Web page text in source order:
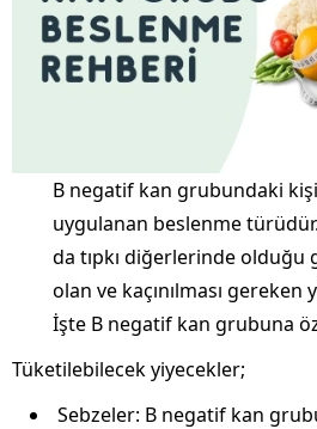
B negatif kan grubundaki
uygulanan beslenme
da tıpkı diğerlerinde
olan ve kaçınılması gereken
İşte B negatif kan grubuna
Tüketilebilecek yiyecekler;
Sebzeler: B negatif kan